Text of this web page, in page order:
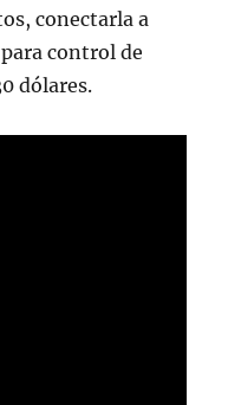
conectarla a
control de
dólares.